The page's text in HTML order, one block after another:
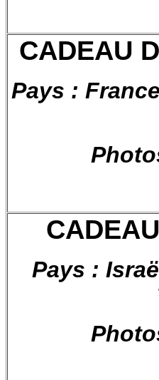
CADEAU
Pays :
Pays :